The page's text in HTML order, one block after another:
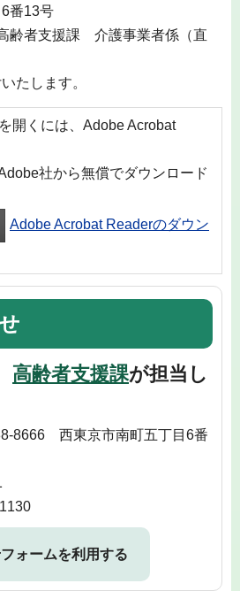
番13号
齢者支援課 介護事業者係（直
たします。
開くには、Adobe Acrobat
社から無償でダウンロード
Adobe Acrobat Readerのダウン
高齢者支援課が担当し
8666 西東京市南町五丁目6番
ォームを利用する